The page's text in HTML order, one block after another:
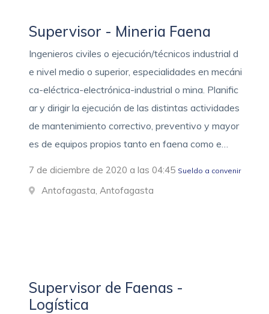
Supervisor - Mineria Faena
Ingenieros civiles o ejecución/técnicos industrial d
e nivel medio o superior, especialidades en mecáni
ca-eléctrica-electrónica-industrial o mina. Planific
ar y dirigir la ejecución de las distintas actividades
de mantenimiento correctivo, preventivo y mayor
es de equipos propios tanto en faena como e…
7 de diciembre de 2020 a las 04:45 Sueldo a convenir
Antofagasta, Antofagasta
Supervisor de Faenas -
Logística